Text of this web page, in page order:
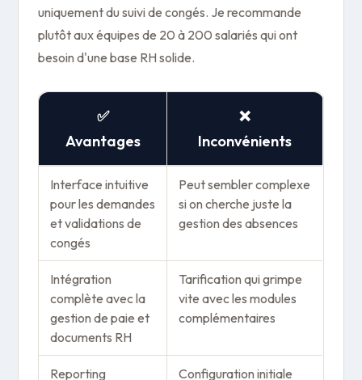
uniquement du suivi de congés. Je recommande
plutôt aux équipes de 20 à 200 salariés qui ont
besoin d'une base RH solide.
✅
Avantages
❌
Inconvénients
Interface intuitive
pour les demandes
et validations de
congés
Peut sembler complexe
si on cherche juste la
gestion des absences
Intégration
complète avec la
gestion de paie et
documents RH
Tarification qui grimpe
vite avec les modules
complémentaires
Reporting
Configuration initiale